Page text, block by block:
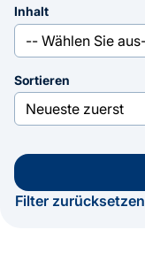
Inhalt
Sortieren
Filter zurücksetzen